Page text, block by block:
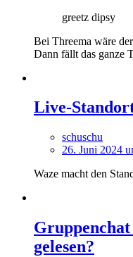
greetz dipsy
Bei Threema wäre
Dann fällt das ganze
Live-
schuschu
26. Juni 2024
Waze macht den
gelesen?